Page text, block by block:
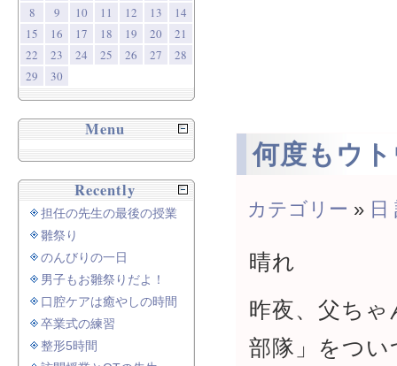
何度もウ
カテゴリー » 日
晴れ
昨夜、父ち
部隊」をつ
8
9 10 11 12 13
14
15
16 17 18 19 20
21
22
23 24 25 26 27
28
29
30
Menu
Recently
担任の先生の最後の授業
雛祭り
のんびりの一日
男子もお雛祭りだよ！
口腔ケアは癒やしの時間
卒業式の練習
整形5時間